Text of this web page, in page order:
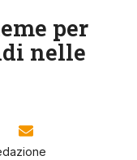
per
nelle